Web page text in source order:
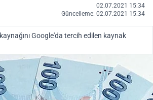
02.07.2021 15:34
Güncelleme: 02.07.2021 15:34
kaynağını Google'da tercih edilen kaynak